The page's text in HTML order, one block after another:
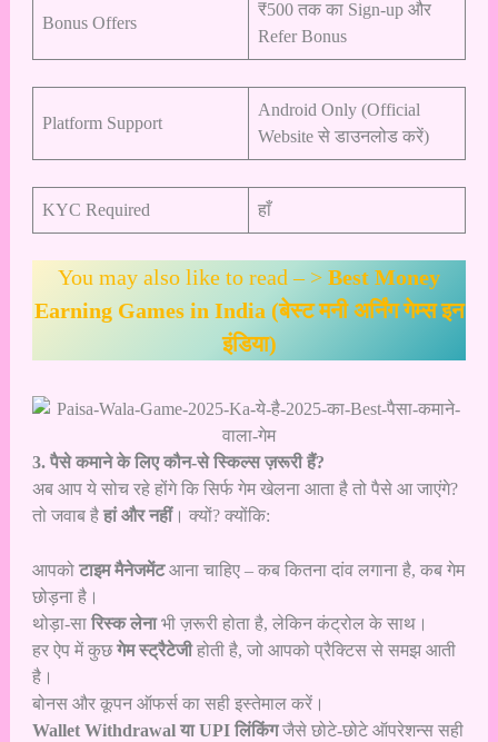
Bonus Offers
₹500 तक का Sign-up और
Refer Bonus
Platform Support
Android Only (Official
Website से डाउनलोड करें)
KYC Required हाँ
You may also like to read – > Best Money
Earning Games in India (बेस्ट मनी अर्निंग गेम्स इन
इंडिया)
3. पैसे कमाने के लिए कौन-से स्किल्स ज़रूरी हैं?
अब आप ये सोच रहे होंगे कि सिर्फ गेम खेलना आता है तो पैसे आ जाएंगे?
तो जवाब है हां और नहीं। क्यों? क्योंकि:
आपको टाइम मैनेजमेंटआना चाहिए – कब कितना दांव लगाना है, कब गेम
छोड़ना है।
थोड़ा-सा रिस्क लेनाभी ज़रूरी होता है, लेकिन कंट्रोल के साथ।
हर ऐप में कुछगेम स्ट्रैटेजीहोती है, जो आपको प्रैक्टिस से समझ आती
है।
बोनस और कूपन ऑफर्स का सही इस्तेमाल करें।
Wallet Withdrawal या UPI लिंकिंगजैसे छोटे-छोटे ऑपरेशन्स सही